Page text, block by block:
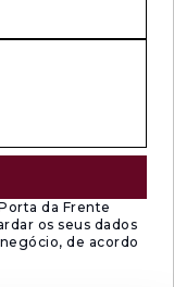
da Frente
os seus dados
de acordo